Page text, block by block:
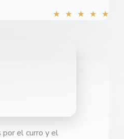
★ ★ ★ ★ ★
por el curro y el